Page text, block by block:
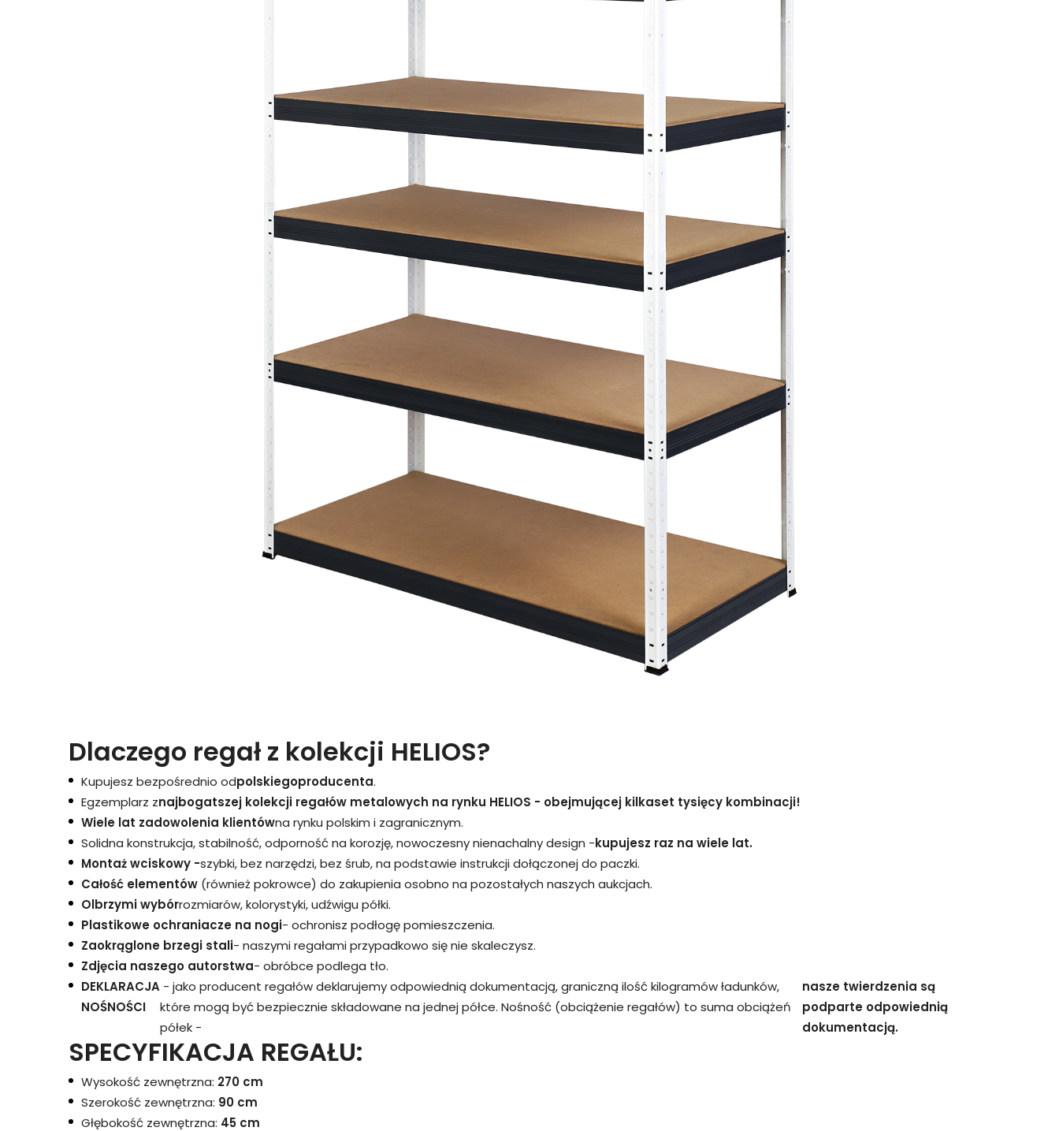
Dlaczego regał z kolekcji HELIOS?
Kupujesz bezpośrednio odpolskiegoproducenta.
Egzemplarz znajbogatszej kolekcji regałów metalowych na rynku HELIOS - obejmującej kilkaset tysięcy kombinacji!
Wiele lat zadowolenia klientówna rynku polskim i zagranicznym.
Solidna konstrukcja, stabilność, odporność na korozję, nowoczesny nienachalny design -kupujesz raz na wiele lat.
Montaż wciskowy -szybki, bez narzędzi, bez śrub, na podstawie instrukcji dołączonej do paczki.
Całość elementów (również pokrowce) do zakupienia osobno na pozostałych naszych aukcjach.
Olbrzymi wybórrozmiarów, kolorystyki, udźwigu półki.
Plastikowe ochraniacze na nogi- ochronisz podłogę pomieszczenia.
Zaokrąglone brzegi stali- naszymi regałami przypadkowo się nie skaleczysz.
Zdjęcia naszego autorstwa- obróbce podlega tło.
DEKLARACJA
NOŚNOŚCI
- jako producent regałów deklarujemy odpowiednią dokumentacją, graniczną ilość kilogramów ładunków,
które mogą być bezpiecznie składowane na jednej półce. Nośność (obciążenie regałów) to suma obciążeń
półek -
nasze twierdzenia są
podparte odpowiednią
dokumentacją.
SPECYFIKACJA REGAŁU:
Wysokość zewnętrzna: 270 cm
Szerokość zewnętrzna: 90 cm
Głębokość zewnętrzna: 45 cm